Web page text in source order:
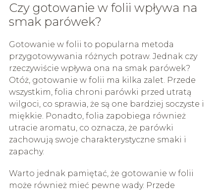
Czy gotowanie w folii wpływa na
smak parówek?
Gotowanie w folii to popularna metoda
przygotowywania różnych potraw. Jednak czy
rzeczywiście wpływa ona na smak parówek?
Otóż, gotowanie w folii ma kilka zalet. Przede
wszystkim, folia chroni parówki przed utratą
wilgoci, co sprawia, że są one bardziej soczyste i
miękkie. Ponadto, folia zapobiega również
utracie aromatu, co oznacza, że parówki
zachowują swoje charakterystyczne smaki i
zapachy.
Warto jednak pamiętać, że gotowanie w folii
może również mieć pewne wady. Przede